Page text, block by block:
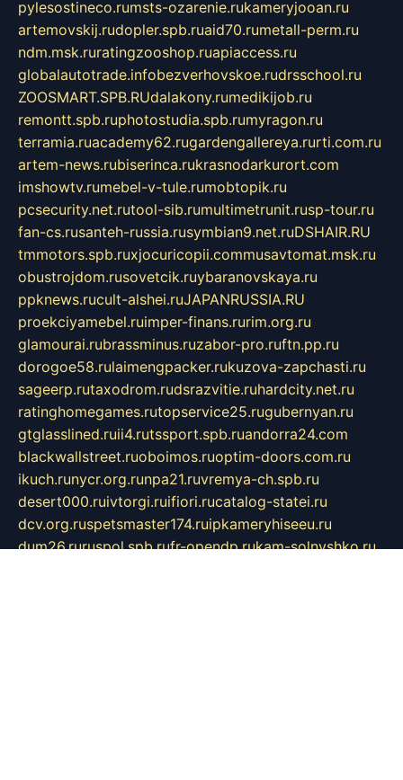
pylesostineco.rumsts-ozarenie.rukameryjooan.ru
artemovskij.rudopler.spb.ruaid70.rumetall-perm.ru
ndm.msk.ruratingzooshop.ruapiaccess.ru
globalautotrade.infobezverhovskoe.rudrsschool.ru
ZOOSMART.SPB.RUdalakony.rumedikijob.ru
remontt.spb.ruphotostudia.spb.rumyragon.ru
terramia.ruacademy62.rugardengallereya.rurti.com.ru
artem-news.rubiserinca.rukrasnodarkurort.com
imshowtv.rumebel-v-tule.rumobtopik.ru
pcsecurity.net.rutool-sib.rumultimetrunit.rusp-tour.ru
fan-cs.rusanteh-russia.rusymbian9.net.ruDSHAIR.RU
tmmotors.spb.ruxjocuricopii.commusavtomat.msk.ru
obustrojdom.rusovetcik.ruybaranovskaya.ru
ppknews.rucult-alshei.ruJAPANRUSSIA.RU
proekciyamebel.ruimper-finans.rurim.org.ru
glamourai.rubrassminus.ruzabor-pro.ruftn.pp.ru
dorogoe58.rulaimengpacker.rukuzova-zapchasti.ru
sageerp.rutaxodrom.rudsrazvitie.ruhardcity.net.ru
ratinghomegames.rutopservice25.rugubernyan.ru
gtglasslined.ruii4.rutssport.spb.ruandorra24.com
blackwallstreet.ruoboimos.ruoptim-doors.com.ru
ikuch.runycr.org.runpa21.ruvremya-ch.spb.ru
desert000.ruivtorgi.ruifiori.rucatalog-statei.ru
dcv.org.ruspetsmaster174.ruipkameryhiseeu.ru
dum26.ruruspol.spb.rufr-opendp.rukam-solnyshko.ru